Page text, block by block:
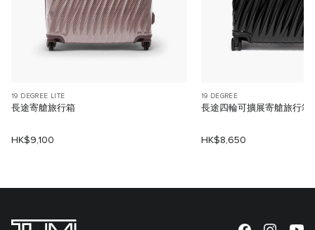
19 DEGREE LITE
長途寄艙旅行箱
HK$9,100
19 DEGREE
長途四輪可擴展寄艙旅行箱
HK$8,650